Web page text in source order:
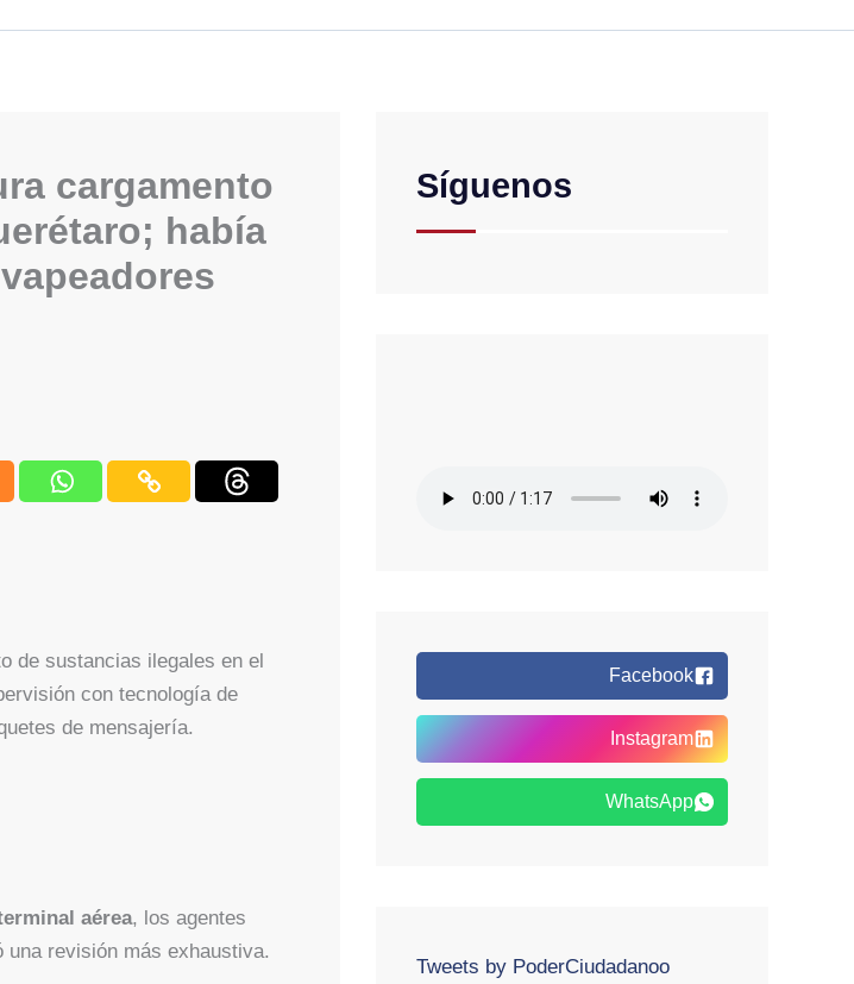
cargamento
había
de sustancias ilegales en el
con tecnología de
de mensajería.
aérea, los agentes
una revisión más exhaustiva.
Síguenos
Facebook
Instagram
WhatsApp
Tweets by PoderCiudadanoo